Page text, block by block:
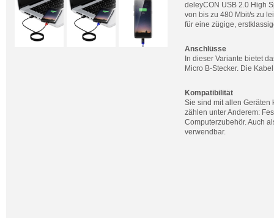
deleyCON USB 2.0 High
von bis zu 480 Mbit/s zu
für eine zügige,
Anschlüsse
In dieser Variante bietet
Micro B-Stecker. Die
Kompatibilität
Sie sind mit allen Geräten
zählen unter Anderem:
Computerzubehör. Auch
verwendbar.